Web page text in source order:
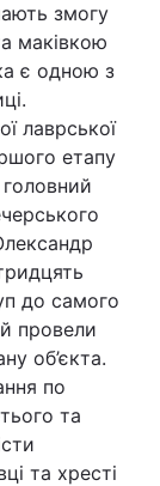
змогу
маківкою
є одною з
лаврської
етапу
головний
до самого
провели
об’єкта.
по
та
та хресті